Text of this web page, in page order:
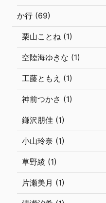
か行 (69)
栗山ことね (1)
空陸海ゆきな (1)
工藤ともえ (1)
神前つかさ (1)
鎌沢朋佳 (1)
小山玲奈 (1)
草野綾 (1)
片瀬美月 (1)